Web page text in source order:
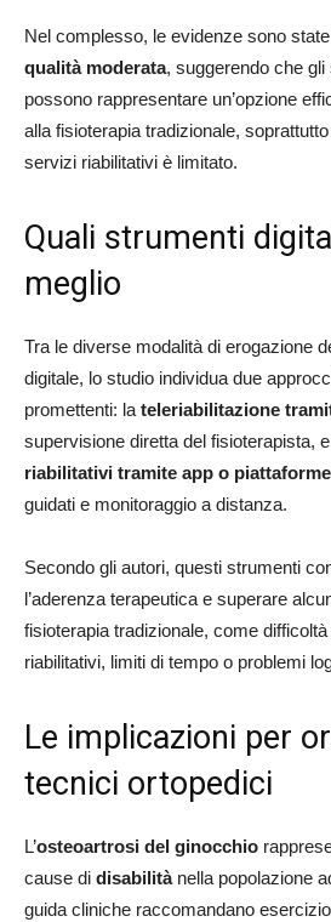
Nel complesso, le evidenze sono
qualità moderata, suggerendo che
possono rappresentare un’opzione
alla fisioterapia tradizionale,
servizi riabilitativi è limitato.
Quali strumenti
meglio
Tra le diverse modalità di erogazione
digitale, lo studio individua due
promettenti: la teleriabilitazione
supervisione diretta del fisioterapista,
riabilitativi tramite app o
guidati e monitoraggio a distanza.
Secondo gli autori, questi strumenti
l’aderenza terapeutica e superare
fisioterapia tradizionale, come
riabilitativi, limiti di tempo o problemi
Le implicazioni per
tecnici ortopedici
L’osteoartrosi del ginocchio
cause di disabilità nella popolazione
guida cliniche raccomandano